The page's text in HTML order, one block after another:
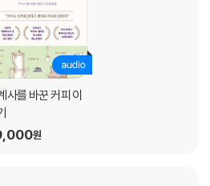
속설이 오히려 프랑스에서 독특한 커피문
는데?
훌륭한 음료인가’ 하는 결정적 인상을 심
인의 편지』
뒤바꿔놓은 ‘암스테르담 시장이 루이 14
무시무시한 별명으로 불리게 된 은밀하고
사를 바꾼 커피 이
원